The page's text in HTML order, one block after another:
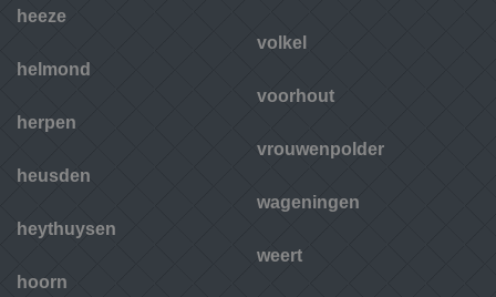
heeze
helmond
herpen
heusden
heythuysen
hoorn
volkel
voorhout
vrouwenpolder
wageningen
weert